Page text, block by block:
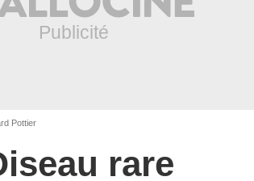
Pottier
rare